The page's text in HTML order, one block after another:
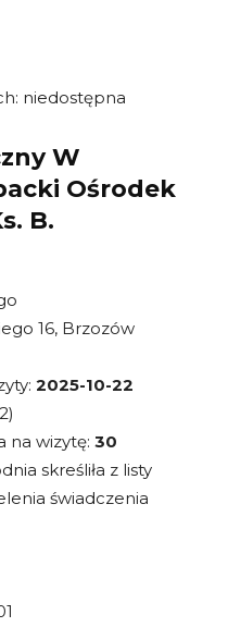
niedostępna
W
Ośrodek
B.
16, Brzozów
2025-10-22
na wizytę: 30
skreśliła z listy
świadczenia